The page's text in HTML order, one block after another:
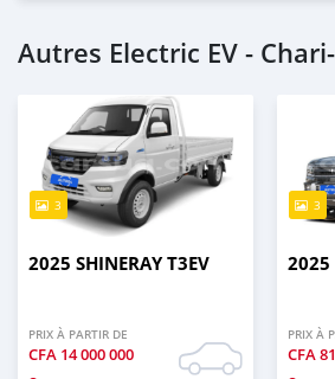
Autres Electric EV -
3
2025 SHINERAY T3EV
PRIX À PARTIR DE
CFA 14 000 000
3
2025
PRIX À
CFA